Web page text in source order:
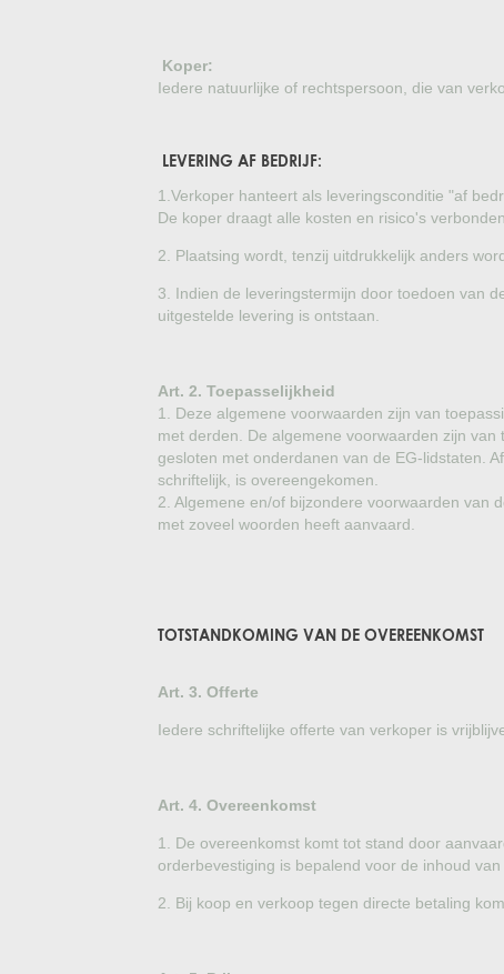
Koper:
Iedere natuurlijke of rechtspersoon, die van
LEVERING AF BEDRIJF:
1.Verkoper hanteert als leveringsconditie "af
De koper draagt alle kosten en risico's
2. Plaatsing wordt, tenzij uitdrukkelijk anders
3. Indien de leveringstermijn door toedoen van
uitgestelde levering is ontstaan.
Art. 2. Toepasselijkheid
1. Deze algemene voorwaarden zijn van
met derden. De algemene voorwaarden zijn
gesloten met onderdanen van de EG-lidstaten.
schriftelijk, is overeengekomen.
2. Algemene en/of bijzondere voorwaarden van
met zoveel woorden heeft aanvaard.
TOTSTANDKOMING VAN DE OVEREENKOMST
Art. 3. Offerte
Iedere schriftelijke offerte van verkoper is
Art. 4. Overeenkomst
1. De overeenkomst komt tot stand door
orderbevestiging is bepalend voor de inhoud
2. Bij koop en verkoop tegen directe betaling